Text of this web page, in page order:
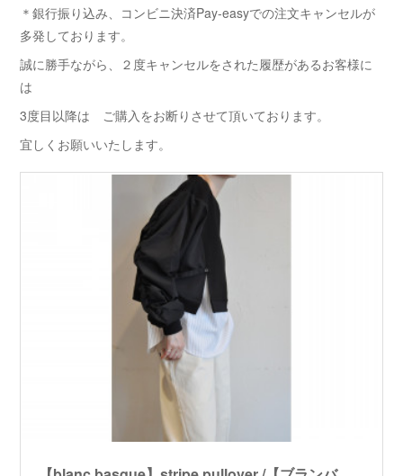
＊銀行振り込み、コンビニ決済Pay-easyでの注文キャンセルが
多発しております。
誠に勝手ながら、２度キャンセルをされた履歴があるお客様に
は
3度目以降は ご購入をお断りさせて頂いております。
宜しくお願いいたします。